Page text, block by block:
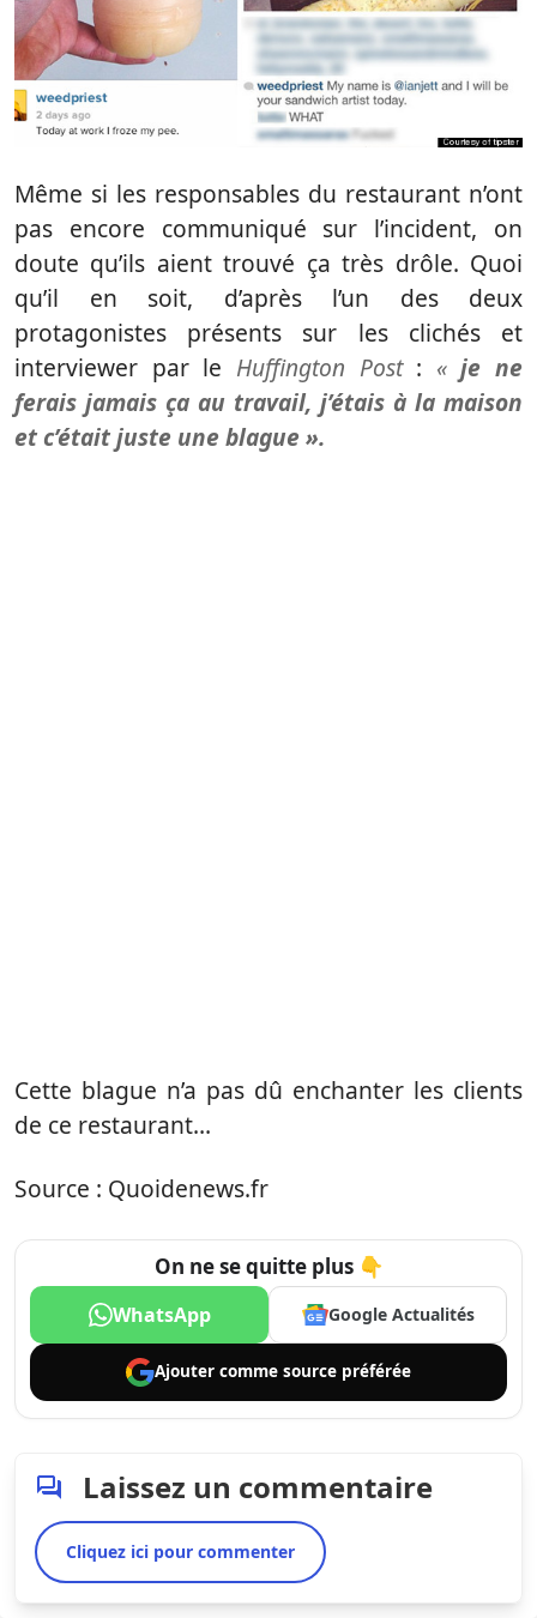
Même si les responsables du restaurant n’ont
pas encore communiqué sur l’incident, on
doute qu’ils aient trouvé ça très drôle. Quoi
qu’il en soit, d’après l’un des deux
protagonistes présents sur les clichés et
interviewer par le Huffington Post: «je ne
ferais jamais ça au travail, j’étais à la maison
et c’était juste une blague ».
Cette blague n’a pas dû enchanter les clients
de ce restaurant…
Source : Quoidenews.fr
On ne se quitte plus 👇
WhatsApp Google Actualités
Ajouter comme source préférée
Laissez un commentaire
Cliquez ici pour commenter